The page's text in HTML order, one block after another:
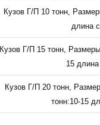
Кузов Г/П 10 тонн,
длина
Кузов Г/П 15 тонн,
15
Кузов Г/П 20 тонн,
тонн:10-15